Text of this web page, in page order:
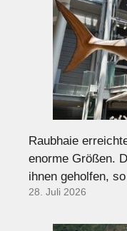
Raubhaie
enorme Größen.
ihnen geholfen,
28. Juli 2026